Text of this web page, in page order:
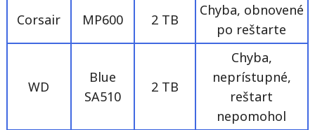
Corsair MP600 2 TB
Chyba, obnovené
po reštarte
WD
Blue
SA510
2 TB
Chyba,
neprístupné,
reštart
nepomohol